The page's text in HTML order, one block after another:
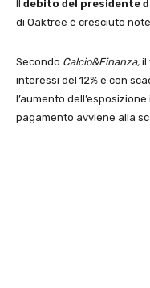
Il debito del presidente
di Oaktree è cresciuto
Secondo Calcio&Finanza, il
interessi del 12% e con
l’aumento
pagamento avviene alla